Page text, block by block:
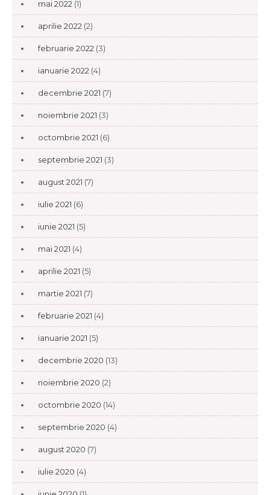
mai 2022 (1)
aprilie 2022 (2)
februarie 2022 (3)
ianuarie 2022 (4)
decembrie 2021 (7)
noiembrie 2021 (3)
octombrie 2021 (6)
septembrie 2021 (3)
august 2021 (7)
iulie 2021 (6)
iunie 2021 (5)
mai 2021 (4)
aprilie 2021 (5)
martie 2021 (7)
februarie 2021 (4)
ianuarie 2021 (5)
decembrie 2020 (13)
noiembrie 2020 (2)
octombrie 2020 (14)
septembrie 2020 (4)
august 2020 (7)
iulie 2020 (4)